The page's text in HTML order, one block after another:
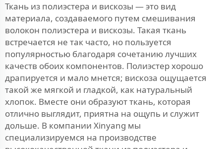
Ткань из полиэстера и вискозы — это вид
материала, создаваемого путем смешивания
волокон полиэстера и вискозы. Такая ткань
встречается не так часто, но пользуется
популярностью благодаря сочетанию лучших
качеств обоих компонентов. Полиэстер хорошо
драпируется и мало мнется; вискоза ощущается
такой же мягкой и гладкой, как натуральный
хлопок. Вместе они образуют ткань, которая
отлично выглядит, приятна на ощупь и служит
дольше. В компании Xinyang мы
специализируемся на производстве